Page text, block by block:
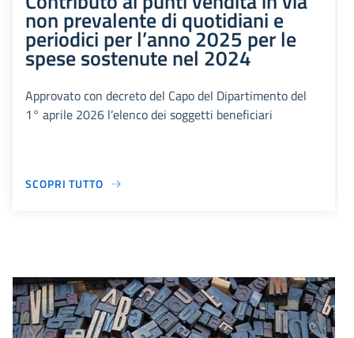
non prevalente di quotidiani e
periodici per l’anno 2025 per le
spese sostenute nel 2024
Approvato con decreto del Capo del Dipartimento del
1° aprile 2026 l’elenco dei soggetti beneficiari
SCOPRI TUTTO